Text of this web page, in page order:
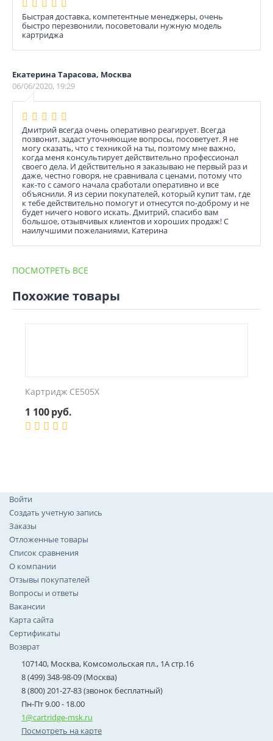
Быстрая доставка, компетентные менеджеры, очень
быстро перезвонили, посоветовали нужную модель
картриджа
Екатерина Тарасова, Москва
06/06/2020, 19:29
Дмитрий всегда очень оперативно реагирует. Всегда
позвонит, задаст уточняющие вопросы, посоветует. Я не
могу сказать, что с техникой на ты, поэтому мне важно,
когда меня консультирует действительно профессионал
своего дела. И действительно я заказываю не первый раз и
даже, честно говоря, не сравнивала с ценами, потому что
как-то с самого начала сработали оперативно и все
объяснили. Я из серии покупателей, который купит там, где
к тебе действительно помогут и отнесутся по-доброму и не
будет ничего нового искать. Дмитрий, спасибо вам
большое, отзывчивых клиентов и хороших продаж! С
наилучшими пожеланиями, Катерина
ПОСМОТРЕТЬ ВСЕ
Похожие товары
Картридж CE505X
1 100руб.
Войти
Создать учетную запись
Заказы
Отложенные товары
Список сравнения
О компании
Отзывы покупателей
Вопросы и ответы
Вакансии
Карта сайта
Сертификаты
Возврат
107140, Москва, Комсомольская пл., 1А стр.16
8 (499) 348-98-09 (Москва)
8 (800) 201-27-83 (звонок бесплатный)
Пн-Пт 9.00 - 18.00
1@cartridge-msk.ru
Посмотреть на карте